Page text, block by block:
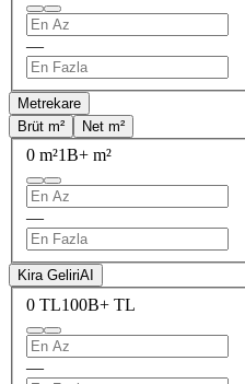
—
Metrekare
Brüt m²
Net m²
0 m²1B+ m²
—
Kira GeliriAI
0 TL100B+ TL
—